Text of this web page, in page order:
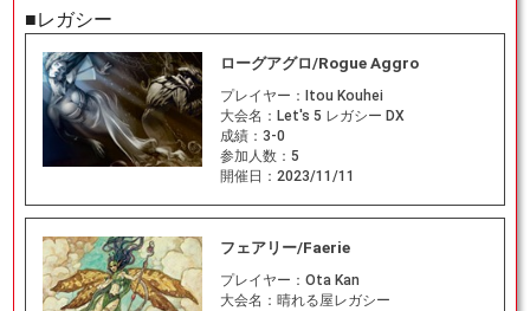
■レガシー
ローグアグロ/Rogue Aggro
プレイヤー： Itou Kouhei
大会名： Let's 5 レガシー DX
成績： 3-0
参加人数： 5
開催日： 2023/11/11
フェアリー/Faerie
プレイヤー： Ota Kan
大会名： 晴れる屋レガシー